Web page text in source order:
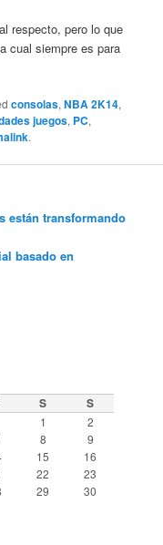
respecto, pero lo que
cual siempre es para
consolas,NBA 2K14,
juegos, PC,
.
están transformando
basado en
S S
1
2
8
9
15
16
22
23
29
30